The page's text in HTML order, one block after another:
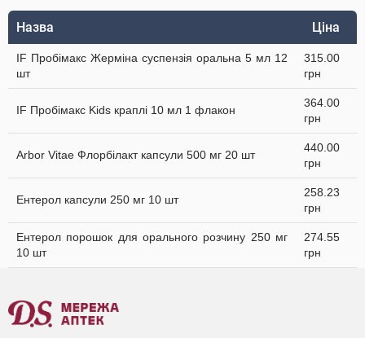
Назва Ціна
IF Пробімакс Жерміна суспензія оральна 5 мл 12
шт
315.00
грн
IF Пробімакс Kids краплі 10 мл 1 флакон
364.00
грн
Arbor Vitae Флорбілакт капсули 500 мг 20 шт
440.00
грн
Ентерол капсули 250 мг 10 шт
258.23
грн
Ентерол порошок для орального розчину 250 мг
10 шт
274.55
грн